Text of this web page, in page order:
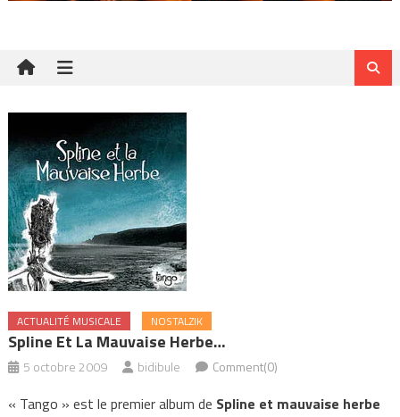
ACTUALITÉ MUSICALE NOSTALZIK
Spline Et La Mauvaise Herbe…
5 octobre 2009 bidibule Comment(0)
« Tango » est le premier album de Spline et mauvaise herbe